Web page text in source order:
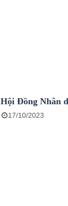
Hội Đồng Nhân
17/10/2023